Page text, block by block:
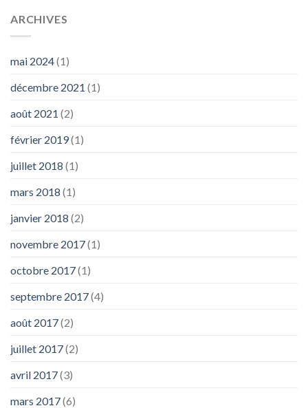
ARCHIVES
mai 2024(1)
décembre 2021 (1)
août 2021 (2)
février 2019(1)
juillet 2018 (1)
mars 2018 (1)
janvier 2018 (2)
novembre 2017(1)
octobre 2017(1)
septembre 2017(4)
août 2017(2)
juillet 2017(2)
avril 2017(3)
mars 2017(6)